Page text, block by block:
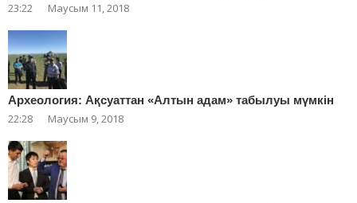
23:22 Маусым 11, 2018
Археология: Ақсуаттан «Алтын адам» табылуы мүмкін
22:28 Маусым 9, 2018